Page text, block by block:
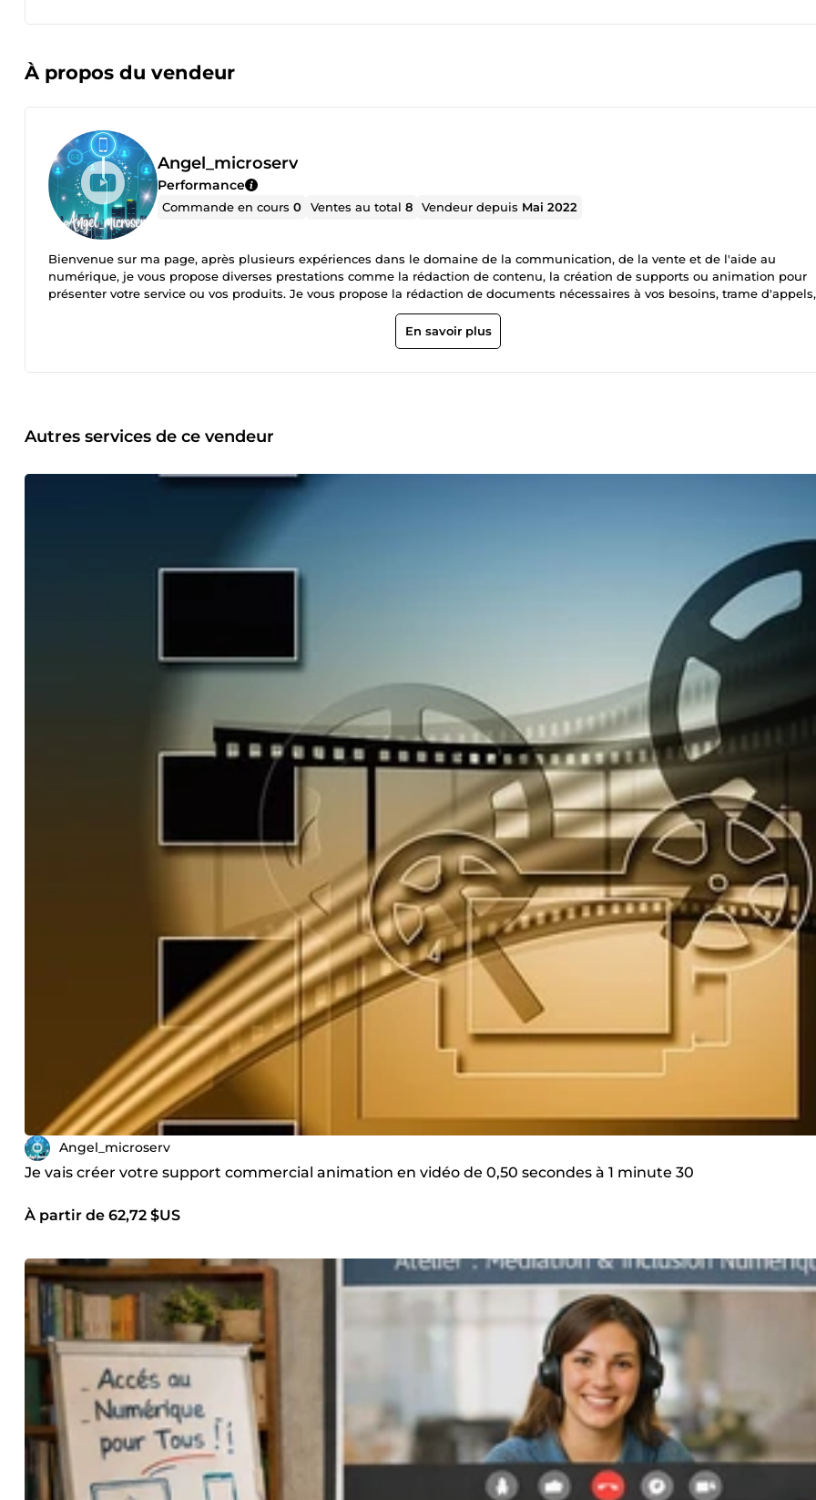
À propos du vendeur
Angel_microserv
Performance
Commande en cours0 Ventes au total8 Vendeur depuis Mai 2022
Bienvenue sur ma page, après plusieurs expériences dans le domaine de la communication, de la vente et de l'aide au
numérique, je vous propose diverses prestations comme la rédaction de contenu, la création de supports ou animation pour
présenter votre service ou vos produits. Je vous propose la rédaction de documents nécessaires à vos besoins, trame d'appels,
accroche commerciale, livret explicatif, recherche d'informations, ou conseils à la recherche de prospects. Je vous propose
également une création digitale dynamique pour votre entreprise ou association. Merci et à bientôt!
En savoir plus
Autres services de ce vendeur
Angel_microserv
Je vais créer votre support commercial animation en vidéo de 0,50 secondes à 1 minute 30
À partir de 62,72 $US